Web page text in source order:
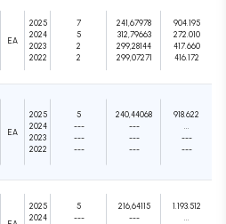
EA
2025
2024
2023
2022
7
5
2
2
241,67978
312,79663
299,28144
299,07271
904.195
272.010
417.660
416.172
EA
2025
2024
2023
2022
5
---
---
---
240,44068
---
---
---
918.622
---
---
2025
2024
5
---
216,64115
---
1.193.512